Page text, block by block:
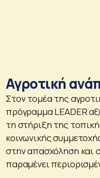
Αγροτική
Στον τομέα της
πρόγραμμα LEADER
τη στήριξη της
κοινωνικής
στην απασχόληση και
παραμένει